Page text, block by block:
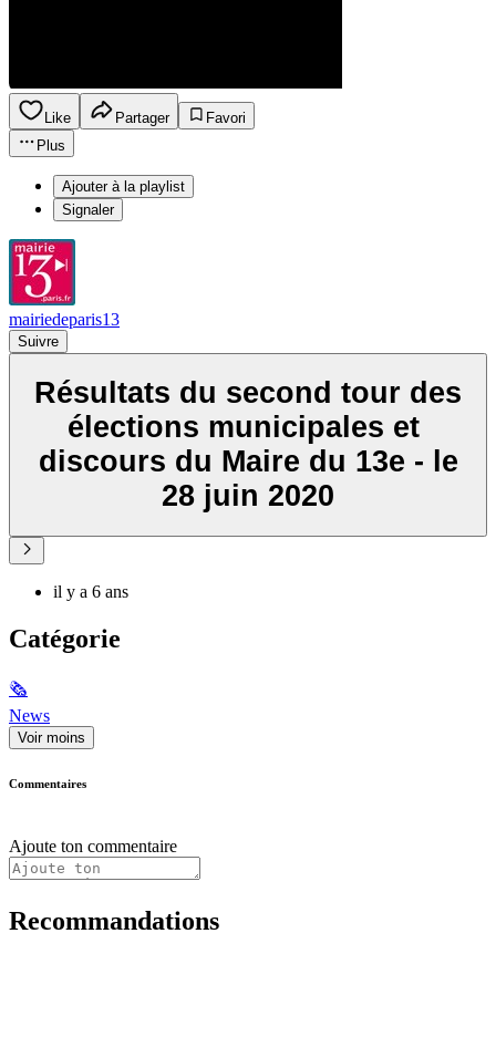
Like Partager
Favori
Plus
Ajouter à la playlist
Signaler
mairiedeparis13
Suivre
Résultats du second tour des
élections municipales et ​​​​​​​
discours du Maire du 13e - le
28 juin 2020
il y a 6 ans
Catégorie
🗞
News
Voir moins
Commentaires
Ajoute ton commentaire
Recommandations